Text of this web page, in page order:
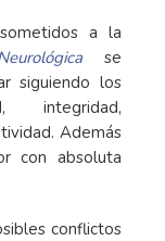
a la
se
siguiendo los
integridad,
Además
con absoluta
conflictos